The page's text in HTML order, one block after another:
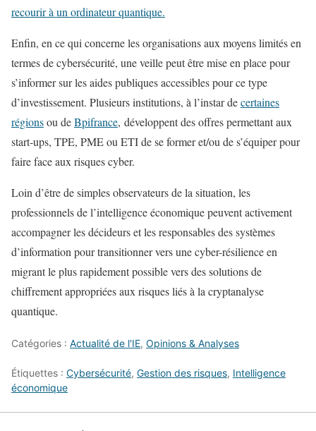
recourir à un ordinateur quantique.
Enfin, en ce qui concerne les organisations aux moyens limités en
termes de cybersécurité, une veille peut être mise en place pour
s’informer sur les aides publiques accessibles pour ce type
d’investissement. Plusieurs institutions, à l’instar decertaines
régionsou deBpifrance, développent des offres permettant aux
start-ups, TPE, PME ou ETI de se former et/ou de s’équiper pour
faire face aux risques cyber.
Loin d’être de simples observateurs de la situation, les
professionnels de l’intelligence économique peuvent activement
accompagner les décideurs et les responsables des systèmes
d’information pour transitionner vers une cyber-résilience en
migrant le plus rapidement possible vers des solutions de
chiffrement appropriées aux risques liés à la cryptanalyse
quantique.
Catégories : Actualité de l'IE, Opinions & Analyses
Étiquettes : Cybersécurité, Gestion des risques, Intelligence
économique